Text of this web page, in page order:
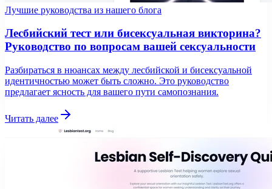
Лучшие руководства из нашего блога
Лесбийский тест или бисексуальная викторина?
Руководство по вопросам вашей сексуальности
Разбираться в нюансах между лесбийской и бисексуальной
идентичностью может быть сложно. Это руководство
предлагает ясность для вашего пути самопознания.
Читать далее